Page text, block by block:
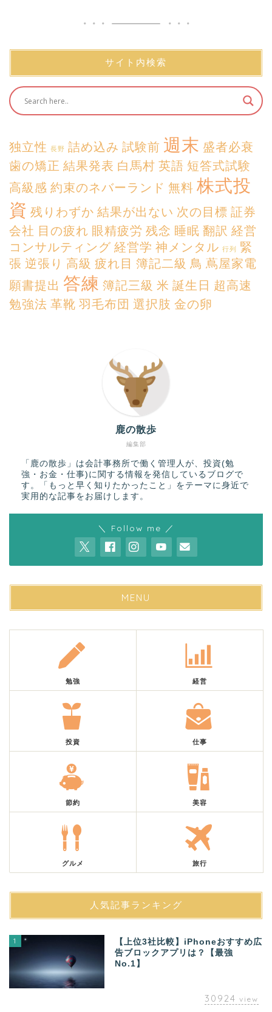
サイト内検索
独立性 長野 詰め込み 試験前 週末 盛者必衰
歯の矯正 結果発表 白馬村 英語 短答式試験
高級感 約束のネバーランド 無料 株式投
資 残りわずか 結果が出ない 次の目標 証券
会社 目の疲れ 眼精疲労 残念 睡眠 翻訳 経営
コンサルティング 経営学 神メンタル 行列
緊
張 逆張り 高級 疲れ目 簿記二級 鳥 蔦屋家電
願書提出 答練 簿記三級 米 誕生日 超高速
勉強法 革靴 羽毛布団 選択肢 金の卵
編集部
鹿の散歩
「鹿の散歩」は会計事務所で働く管理人が、投資(勉
強・お金・仕事)に関する情報を発信しているブログで
す。「もっと早く知りたかったこと」をテーマに身近で
実用的な記事をお届けします。
＼ Follow me ／
MENU
勉強 経営
投資 仕事
節約 美容
グルメ 旅行
人気記事ランキング
1
【上位3社比較】iPhoneおすすめ広
告ブロックアプリは？【最強
No.1】
30924 view